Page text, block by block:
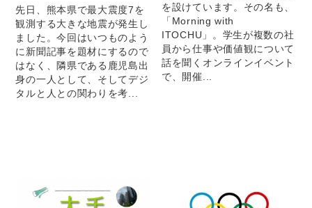
先日、熊本県で最大震度7を
観測する大きな地震が発生し
ました。今回はいつものよう
に新聞記事を題材にするので
はなく、隣県である鹿児島出
身の一人として、そしてデジ
タルと人との関わりを考...
を設けています。その名も、
「Morning with
ITOCHU」。学生が複数の社
員から仕事や価値観について
話を聞くオンラインイベント
で、開催...